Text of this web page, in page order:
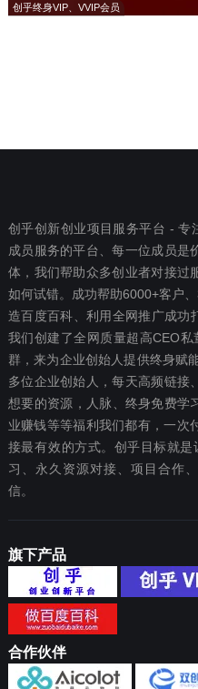
创乎终身VIP、VVIP会员
创乎创新创业项目服务平台 - 专
成员服务的平台、每一位成员是
体，我们帮助众多创业者对接过
如何试错。成功帮助6000+客户
造百度百科、利用全网推广成功
我们创建了全网质量超高CEO
群，来为企业创始人提供终身赋
多位企业创始人，每天高频链接
想要‬的资源，人脉、终身免费学
业赚钱等等福利我们都‬有，一次
接最有效‬的方式。创乎目标就
习、永久资源对接、项目合作
信。
旗下产品
合作伙伴